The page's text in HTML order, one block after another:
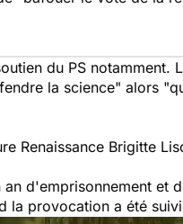
du PS notamment.
la science" alors
Renaissance Brigitte
d'emprisonnement et
la provocation a été